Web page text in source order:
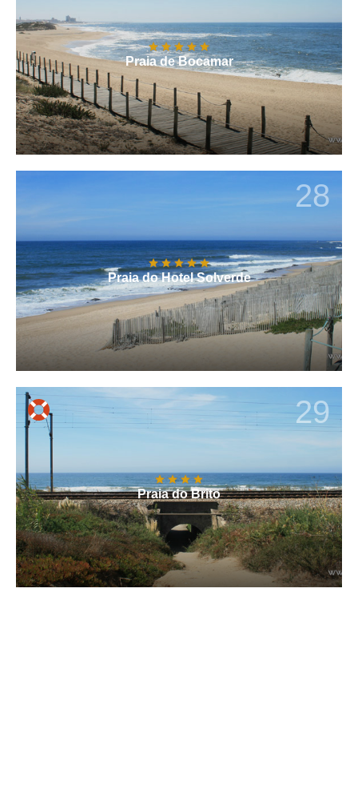
Praia de Bocamar
28
Praia do Hotel Solverde
29
Praia do Brito